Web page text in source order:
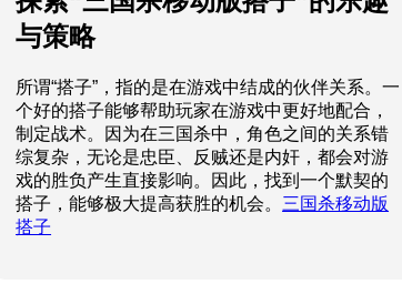
与策略
所谓“搭子”，指的是在游戏中结成的伙伴关系。一
个好的搭子能够帮助玩家在游戏中更好地配合，
制定战术。因为在三国杀中，角色之间的关系错
综复杂，无论是忠臣、反贼还是内奸，都会对游
戏的胜负产生直接影响。因此，找到一个默契的
搭子，能够极大提高获胜的机会。 三国杀移动版
搭子